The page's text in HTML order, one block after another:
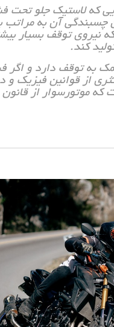
که لاستیک جلو تحت
چسبندگی آن به مراتب
نیروی توقف بسیار
کند.
به توقف دارد و
از قوانین فیزیک و